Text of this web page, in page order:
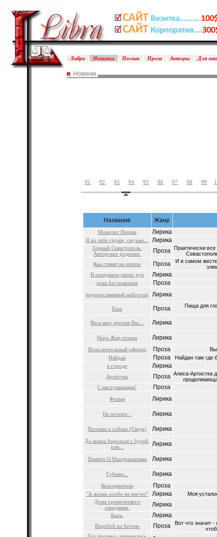
Либра Новинки Поэзия Проза Авторы Для
Новинки
91 92 93 94 95 96 97 98 99
Название Жанр
Монолог Ницше Лирика
Я по тебе грущу, скучаю... Лирика
Горный Севастополь.
Авторские родники.
Проза
Практически
Как ставят на штаты
Проза
И в самом
В ожидании твоих рук
Лирика
пока без названия Проза
недорисованный набросок Лирика
Гена Проза Пища для
Весь мир против Вас... Лирика
Перо Жар-птицы Лирика
Исполнительный офицер Проза
Найдан
Проза
Найдан там где
в городе
Лирика
Артистка Проза Алиса-Артистка
С наступающим!
Проза
Фильм Лирика
На потери... Лирика
Песенка о собаке (Гледи) Лирика
До конца бороться с бурей,
или...
Лирика
Памяти О.Мандельштама Лирика
Губами... Лирика
Консерватизм Проза
"А жизнь особо не влечет" Лирика
Моя
Дома хронического
ожидания.
Лирика
Быть. Лирика
Воробей на бетоне Проза
Вот что значит